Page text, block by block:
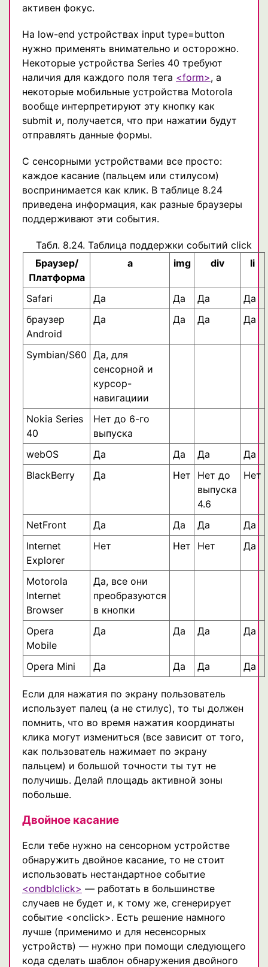
активен фокус.
На low-end устройствах input type=button
нужно применять внимательно и осторожно.
Некоторые устройства Series 40 требуют
наличия для каждого поля тега <form>, а
некоторые мобильные устройства Motorola
вообще интерпретируют эту кнопку как
submit и, получается, что при нажатии будут
отправлять данные формы.
С сенсорными устройствами все просто:
каждое касание (пальцем или стилусом)
воспринимается как клик. В таблице 8.24
приведена информация, как разные браузеры
поддерживают эти события.
Табл. 8.24. Таблица поддержки событий click
Браузер/
Платформа
a img div li
Safari Да Да Да
Да
браузер
Android
Да Да Да Да
Symbian/S60 Да, для
сенсорной и
курсор-
навигациии
Nokia Series
40
Нет до 6-го
выпуска
webOS
Да Да Да
Да
BlackBerry
Да Нет
Нет до
выпуска
4.6
Нет
NetFront Да Да Да
Да
Internet
Explorer
Нет Нет Нет Да
Motorola
Internet
Browser
Да, все они
преобразуются
в кнопки
Opera
Mobile
Да Да Да Да
Opera Mini Да Да Да Да
Если для нажатия по экрану пользователь
использует палец (а не стилус), то ты должен
помнить, что во время нажатия координаты
клика могут измениться (все зависит от того,
как пользователь нажимает по экрану
пальцем) и большой точности ты тут не
получишь. Делай площадь активной зоны
побольше.
Двойное касание
Если тебе нужно на сенсорном устройстве
обнаружить двойное касание, то не стоит
использовать нестандартное событие
<ondblclick> — работать в большинстве
случаев не будет и, к тому же, сгенерирует
событие <onclick>. Есть решение намного
лучше (применимо и для несенсорных
устройств) — нужно при помощи следующего
кода сделать шаблон обнаружения двойного